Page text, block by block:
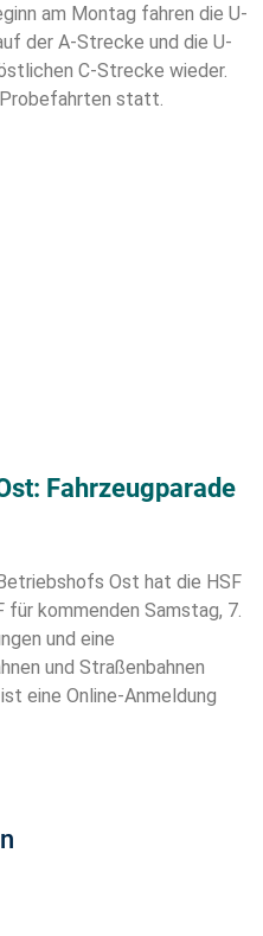
am Montag fahren die U-
der A-Strecke und die U-
C-Strecke wieder.
statt.
Fahrzeugparade
Ost hat die HSF
kommenden Samstag, 7.
und eine
und Straßenbahnen
eine Online-Anmeldung